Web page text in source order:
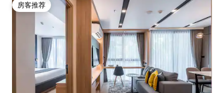
房客推荐
房客推荐